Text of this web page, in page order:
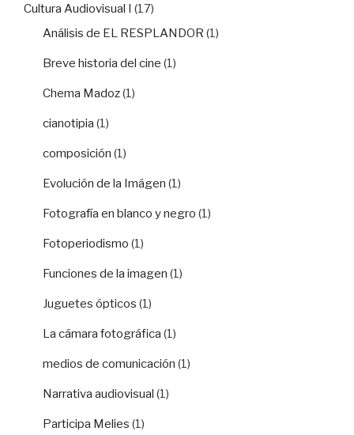
Cultura Audiovisual I (17)
Análisis de EL RESPLANDOR (1)
Breve historia del cine (1)
Chema Madoz(1)
cianotipia (1)
composición (1)
Evolución de la Imágen (1)
Fotografía en blanco y negro (1)
Fotoperiodismo (1)
Funciones de la imagen (1)
Juguetes ópticos (1)
La cámara fotográfica (1)
medios de comunicación (1)
Narrativa audiovisual (1)
Participa Melies (1)